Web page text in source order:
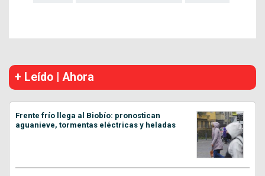
+ Leído | Ahora
Frente frío llega al Biobío: pronostican
aguanieve, tormentas eléctricas y heladas